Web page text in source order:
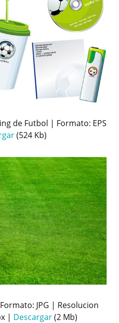
de Futbol | Formato: EPS
(524 Kb)
JPG | Resolucion
| Descargar(2 Mb)